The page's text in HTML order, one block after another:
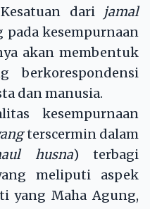
dari jamal
pada kesempurnaan
akan membentuk
berkorespondensi
dan manusia.
kesempurnaan
terscermin dalam
husna) terbagi
meliputi aspek
yang Maha Agung,